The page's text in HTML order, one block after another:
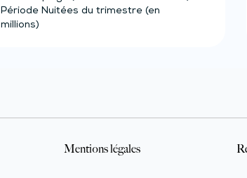
Période Nuitées du trimestre (en
millions)
Mentions légales